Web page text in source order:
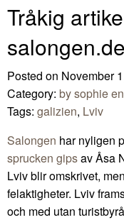
Tråkig
Posted on November
Category: by sophie
Tags: galizien, Lviv
Salongen har nyligen
sprucken gipsav Åsa
Lviv blir omskrivet,
felaktigheter. Lviv
och med utan